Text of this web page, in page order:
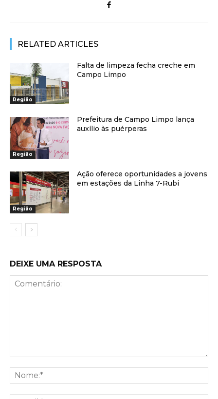
RELATED ARTICLES
Região
Falta de limpeza fecha creche em
Campo Limpo
Região
Prefeitura de Campo Limpo lança
auxílio às puérperas
Região
Ação oferece oportunidades a jovens
em estações da Linha 7-Rubi
DEIXE UMA RESPOSTA